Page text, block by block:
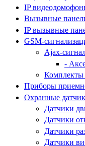
IP
Вызывные
IP вызывные
GSM-
Ajax-
-
Комплекты
Приборы
Охранные
Датчики
Датчики
Датчики
Датчики